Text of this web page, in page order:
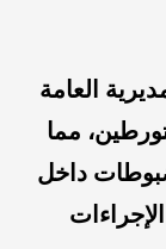
العامة
مما
داخل